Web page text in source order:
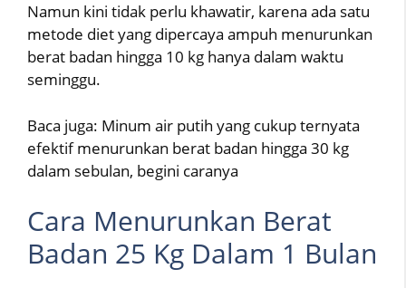
Namun kini tidak perlu khawatir, karena ada satu
metode diet yang dipercaya ampuh menurunkan
berat badan hingga 10 kg hanya dalam waktu
seminggu.
Baca juga: Minum air putih yang cukup ternyata
efektif menurunkan berat badan hingga 30 kg
dalam sebulan, begini caranya
Cara Menurunkan Berat
Badan 25 Kg Dalam 1 Bulan